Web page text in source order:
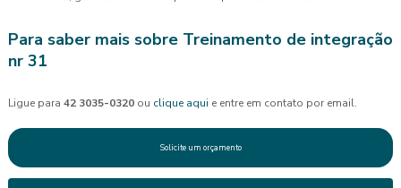
Para saber mais sobre Treinamento de integração
nr 31
Ligue para 42 3035-0320 ou clique aqui e entre em contato por email.
Solicite um orçamento